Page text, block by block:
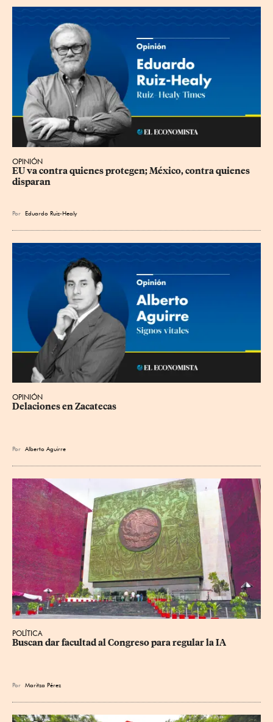
OPINIÓN
EU va contra quienes protegen; México, contra quienes
disparan
Por Eduardo Ruiz-Healy
OPINIÓN
Delaciones en Zacatecas
Por Alberto Aguirre
POLÍTICA
Buscan dar facultad al Congreso para regular la IA
Por Maritza Pérez